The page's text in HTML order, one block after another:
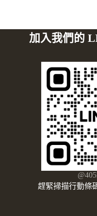
加入我們的
趕緊掃描行動條